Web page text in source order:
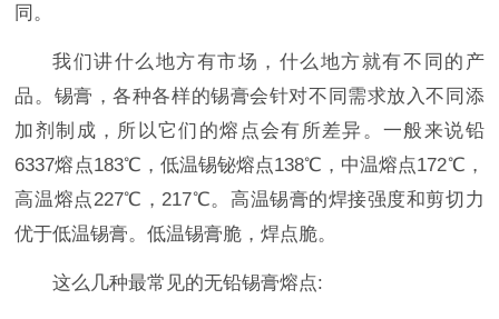
同。
我们讲什么地方有市场，什么地方就有不同的产
品。锡膏，各种各样的锡膏会针对不同需求放入不同添
加剂制成，所以它们的熔点会有所差异。一般来说铅
6337熔点183℃，低温锡铋熔点138℃，中温熔点172℃，
高温熔点227℃，217℃。高温锡膏的焊接强度和剪切力
优于低温锡膏。低温锡膏脆，焊点脆。
这么几种最常见的无铅锡膏熔点: